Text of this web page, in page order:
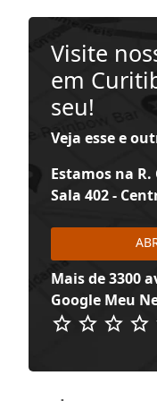
Visite
em
seu!
Veja esse e
Estamos na
Sala 402 -
Mais de 3300
Google Meu